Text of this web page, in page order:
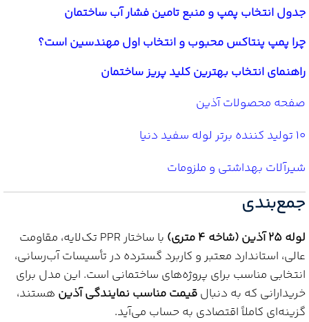
جدول انتخاب پمپ و منبع تامین فشار آب ساختمان
چرا پمپ پنتاکس محبوب و انتخاب اول مهندسین است؟
راهنمای انتخاب بهترین کلید پریز ساختمان
صفحه محصولات آذین
10 تولید کننده برتر لوله سفید دنیا
شیرآلات بهداشتی و ملزومات
جمع‌بندی
لوله 25 آذین (شاخه 4 متری)
با ساختار PPR تک‌لایه، مقاومت
عالی، استاندارد معتبر و کاربرد گسترده در تأسیسات آب‌رسانی،
انتخابی مناسب برای پروژه‌های ساختمانی است. این مدل برای
خریدارانی که به دنبالقیمت مناسب نمایندگی آذین هستند،
گزینه‌ای کاملاً اقتصادی به حساب می‌آید.